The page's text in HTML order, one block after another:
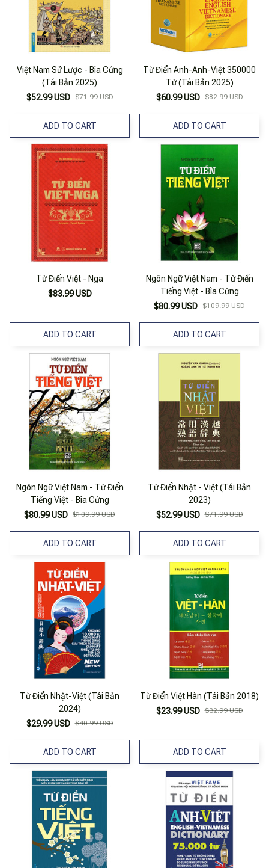
Việt Nam Sử Lược - Bìa Cứng
(Tái Bản 2025)
$52.99 USD $71.99 USD
ADD TO CART
Từ Điển Anh-Anh-Việt 350000
Từ (Tái Bản 2025)
$60.99 USD $82.99 USD
ADD TO CART
Từ Điển Việt - Nga
$83.99 USD
ADD TO CART
Ngôn Ngữ Việt Nam - Từ Điển
Tiếng Việt - Bìa Cứng
$80.99 USD $109.99 USD
ADD TO CART
Ngôn Ngữ Việt Nam - Từ Điển
Tiếng Việt - Bìa Cứng
$80.99 USD $109.99 USD
ADD TO CART
Từ Điển Nhật - Việt (Tái Bản
2023)
$52.99 USD $71.99 USD
ADD TO CART
Từ Điển Nhật-Việt (Tái Bản
2024)
$29.99 USD $40.99 USD
ADD TO CART
Từ Điển Việt Hàn (Tái Bản 2018)
$23.99 USD $32.99 USD
ADD TO CART